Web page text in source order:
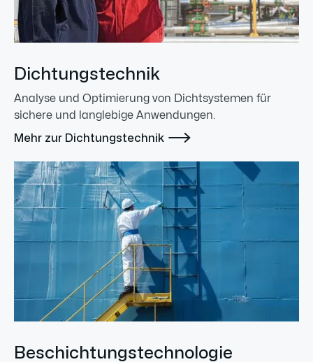
Dichtungstechnik
Analyse und Optimierung von Dichtsystemen für
sichere und langlebige Anwendungen.
Mehr zur Dichtungstechnik 
Beschichtungstechnologie